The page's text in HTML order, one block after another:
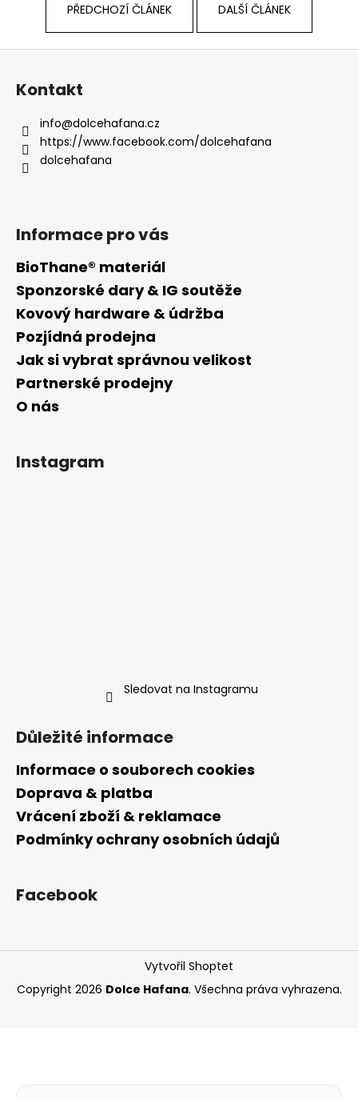
PŘEDCHOZÍ ČLÁNEK DALŠÍ ČLÁNEK
Z
Kontakt
info@dolcehafana.cz
https://www.facebook.com/dolcehafana
dolcehafana
Informace pro vás
BioThane® materiál
Sponzorské dary & IG soutěže
Kovový hardware & údržba
Pozjídná prodejna
Jak si vybrat správnou velikost
Partnerské prodejny
O nás
Instagram
Sledovat na Instagramu
Důležité informace
Informace o souborech cookies
Doprava & platba
Vrácení zboží & reklamace
Podmínky ochrany osobních údajů
Facebook
Vytvořil Shoptet
Copyright 2026 Dolce Hafana. Všechna práva vyhrazena.